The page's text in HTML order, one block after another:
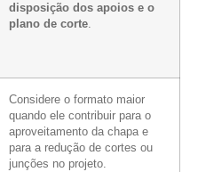
disposição dos apoios e o
plano de corte.
Considere o formato maior
quando ele contribuir para o
aproveitamento da chapa e
para a redução de cortes ou
junções no projeto.